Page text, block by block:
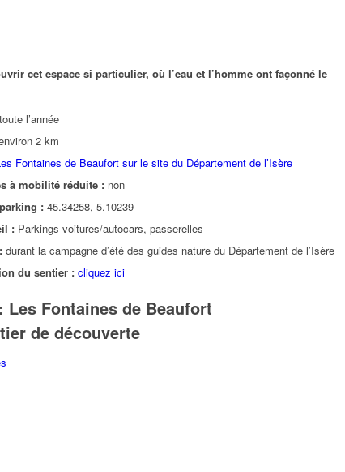
cet espace si particulier, où l’eau et l’homme ont façonné le
toute l’année
2 km
Fontaines de Beaufort sur le site du Département de l’Isère
à mobilité réduite : non
: 45.34258, 5.10239
: Parkings voitures/autocars, passerelles
durant la campagne d’été des guides nature du Département de l’Isère
du sentier : cliquez ici
Les Fontaines de Beaufort
de découverte